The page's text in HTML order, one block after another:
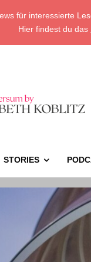
für interessierte
Hier findest du das
STORIES